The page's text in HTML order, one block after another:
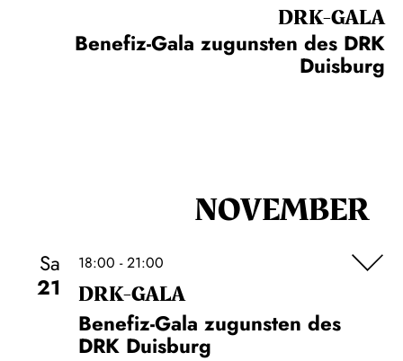
DRK-GALA
Benefiz-Gala zugunsten des DRK
Duisburg
NOVEMBER
Sa
21
18:00 - 21:00
DRK-GALA
Benefiz-Gala zugunsten des
DRK Duisburg